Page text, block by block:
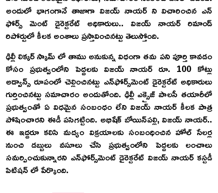
అందులో భాగంగానే తాజాగా విజయ్‌ నాయర్ ని విచారించిన ఎన్
ఫోర్స్ మెంట్ డైరెక్టరేట్ అధికారులు.. విజయ్ నాయర్ రిమాండ్
రిపోర్టులో కీలక అంశాలు ప్రస్తావించినట్టు తెలుస్తోంది.
ఢిల్లీ లిక్కర్ స్కామ్ లో తాము అనుకున్న విధంగా తమ పని పూర్తి కావడం
కోసం ప్రభుత్వంలోని పెద్దలకు విజయ్ నాయర్ రూ. 100 కోట్లు
అడ్వాన్స్ రూపంలో చెల్లించినట్టు ఎన్‌ఫోర్స్‌మెంట్ డైరెక్టరేట్ అధికారులు
గుర్తించినట్టు సమాచారం అందుతోంది. ఢిల్లీ ఎక్సైజ్ పాలసీ తయారీలో
ప్రభుత్వంతో ఏ విధమైన సంబంధం లేని విజయ్‌ నాయర్ కీలక పాత్ర
పోషించారని ఈడీ పసిగట్టింది. అభిషేక్ బోయిన్‌పల్లి, విజయ్‌ నాయర్‌..
ఈ ఇద్దరూ కలిసి మద్యం విక్రయాలకు సంబంధించిన హోల్‌ సేలర్ల
నుంచి డబ్బులు వసూలు చేసి ప్రభుత్వంలోని పెద్దలకు లంచాలు
సమర్పించుకున్నారని ఎన్‌ఫోర్స్‌మెంట్ డైరెక్టరేట్ విజయ్ నాయర్ కస్టడీ
పిటిషన్ లో పేర్కొంది.